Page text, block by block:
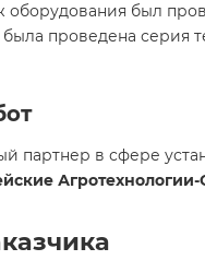
оборудования был
проведена серия
партнер в сфере
Агротехнологии-